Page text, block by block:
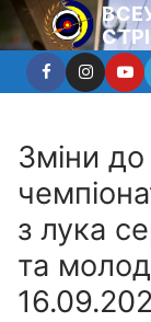
Перейти
до
вмісту
Зміни
з лука
та